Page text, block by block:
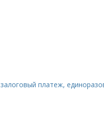
платеж,